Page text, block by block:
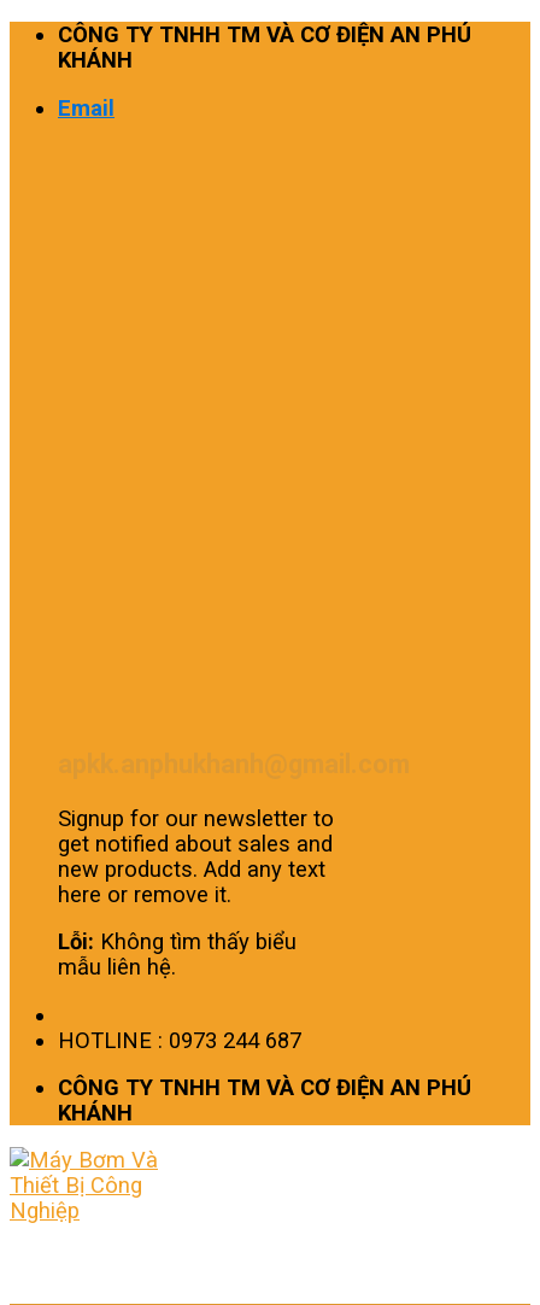
Skip
CÔNG TY TNHH TM VÀ CƠ ĐIỆN AN PHÚ
KHÁNH
Email
Signup for our newsletter to
get notified about sales and
new products. Add any text
here or remove it.
Lỗi: Không tìm thấy biểu
mẫu liên hệ.
HOTLINE : 0973 244 687
CÔNG TY TNHH TM VÀ CƠ ĐIỆN AN PHÚ
KHÁNH